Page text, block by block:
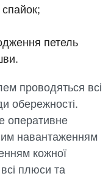
петель
проводяться всі
обережності.
оперативне
навантаженням
кожної
плюси та